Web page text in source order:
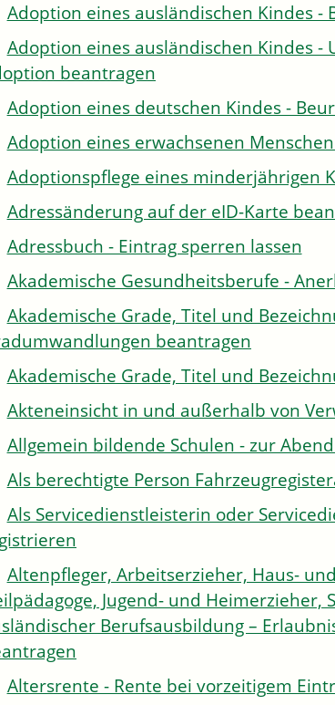
Adoption eines ausländischen Kindes
Adoption eines ausländischen Kindes
beantragen
Adoption eines deutschen Kindes -
Adoption eines erwachsenen
Adoptionspflege eines minderjährigen
Adressänderung auf der eID-Karte
Adressbuch - Eintrag sperren lassen
Akademische Gesundheitsberufe -
Akademische Grade, Titel und
beantragen
Akademische Grade, Titel und
Akteneinsicht in und außerhalb von
Allgemein bildende Schulen - zur
Als berechtigte Person
Als Servicedienstleisterin oder
Altenpfleger, Arbeitserzieher, Haus-
Jugend- und Heimerzieher,
Berufsausbildung –
Altersrente - Rente bei vorzeitigem